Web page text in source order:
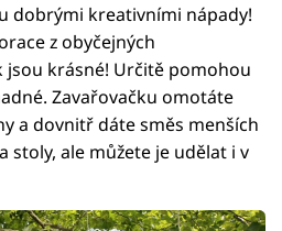
dobrými kreativními nápady!
z obyčejných
jsou krásné! Určitě pomohou
Zavařovačku omotáte
a dovnitř dáte směs menších
stoly, ale můžete je udělat i v